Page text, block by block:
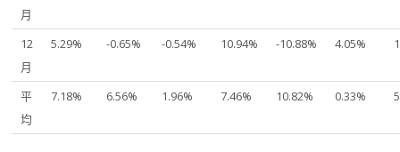
月
12
月
5.29% -0.65% -0.54% 10.94% -10.88% 4.05%
平
均
7.18% 6.56% 1.96% 7.46% 10.82% 0.33%